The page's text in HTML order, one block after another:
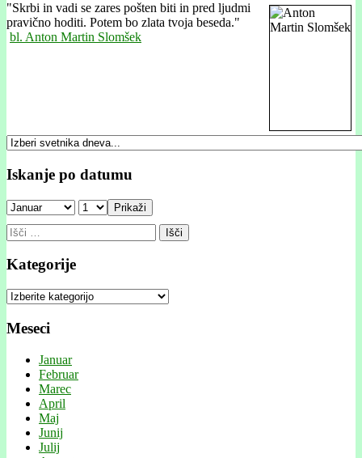
"Skrbi in vadi se zares pošten biti in pred ljudmi
pravično hoditi. Potem bo zlata tvoja beseda."
bl. Anton Martin Slomšek
Iskanje po datumu
Prikaži
Išči:
Kategorije
Kategorije
Meseci
Januar
Februar
Marec
April
Maj
Junij
Julij